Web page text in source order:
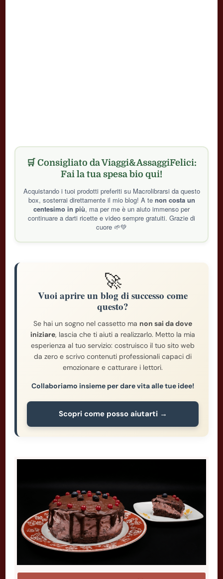
🛒 Consigliato da Viaggi&AssaggiFelici:
Fai la tua spesa bio qui!
Acquistando i tuoi prodotti preferiti su Macrolibrarsi da questo
box, sosterrai direttamente il mio blog! A te non costa un
centesimo in più, ma per me è un aiuto immenso per
continuare a darti ricette e video sempre gratuiti. Grazie di
cuore 🌱💚
🚀
Vuoi aprire un blog di successo come
questo?
Se hai un sogno nel cassetto ma non sai da dove
iniziare, lascia che ti aiuti a realizzarlo. Metto la mia
esperienza al tuo servizio: costruisco il tuo sito web
da zero e scrivo contenuti professionali capaci di
emozionare e catturare i lettori.
Collaboriamo insieme per dare vita alle tue idee!
Scopri come posso aiutarti →